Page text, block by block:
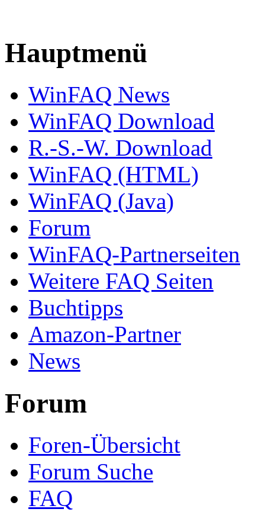
Hauptmenü
WinFAQ News
WinFAQ Download
R.-S.-W. Download
WinFAQ (HTML)
WinFAQ (Java)
Forum
WinFAQ-Partnerseiten
Weitere FAQ Seiten
Buchtipps
Amazon-Partner
News
Forum
Foren-Übersicht
Forum Suche
FAQ